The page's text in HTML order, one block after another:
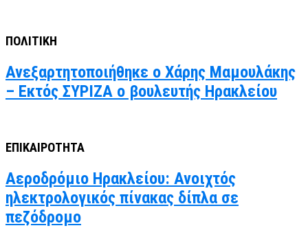
ΠΟΛΙΤΙΚΗ
Ανεξαρτητοποιήθηκε ο Χάρης Μαμουλάκης
– Εκτός ΣΥΡΙΖΑ ο βουλευτής Ηρακλείου
ΕΠΙΚΑΙΡΟΤΗΤΑ
Αεροδρόμιο Ηρακλείου: Ανοιχτός
ηλεκτρολογικός πίνακας δίπλα σε
πεζόδρομο